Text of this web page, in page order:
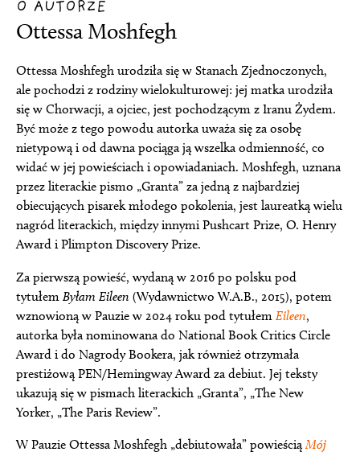
O AUTORZE
Ottessa Moshfegh
Ottessa Moshfegh urodziła się w Stanach Zjednoczonych,
ale pochodzi z rodziny wielokulturowej: jej matka urodziła
się w Chorwacji, a ojciec, jest pochodzącym z Iranu Żydem.
Być może z tego powodu autorka uważa się za osobę
nietypową i od dawna pociąga ją wszelka odmienność, co
widać w jej powieściach i opowiadaniach. Moshfegh, uznana
przez literackie pismo „Granta” za jedną z najbardziej
obiecujących pisarek młodego pokolenia, jest laureatką wielu
nagród literackich, między innymi Pushcart Prize, O. Henry
Award i Plimpton Discovery Prize.
Za pierwszą powieść, wydaną w 2016 po polsku pod
tytułem Byłam Eileen (Wydawnictwo W.A.B., 2015), potem
wznowioną w Pauzie w 2024 roku pod tytułem Eileen,
autorka była nominowana do National Book Critics Circle
Award i do Nagrody Bookera, jak również otrzymała
prestiżową PEN/Hemingway Award za debiut. Jej teksty
ukazują się w pismach literackich „Granta”, „The New
Yorker, „The Paris Review”.
W Pauzie Ottessa Moshfegh „debiutowała” powieściąMój